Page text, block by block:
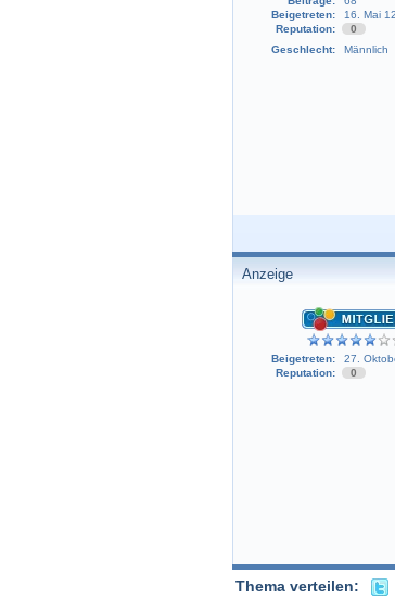
Beigetreten:
16. Mai 12
Reputation:
0
Geschlecht:
Männlich
Anzeige
Beigetreten:
27.
Reputation:
0
Thema verteilen: